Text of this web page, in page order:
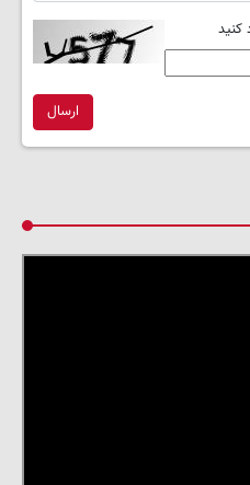
کنید
ارسال